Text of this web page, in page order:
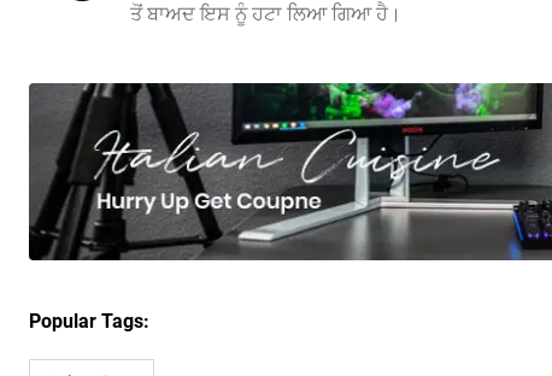
ਤੋਂ ਬਾਅਦ ਇਸ ਨੂੰ ਹਟਾ ਲਿਆ ਗਿਆ ਹੈ।
Popular Tags: